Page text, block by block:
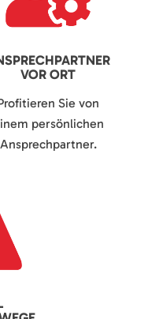
VOR ORT
Sie von
persönlichen
Ansprechpartner.